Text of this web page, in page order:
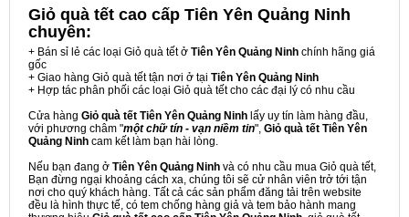
Giỏ quà tết cao cấp Tiên Yên Quảng Ninh
chuyên:
+ Bán sỉ lẻ các loại Giỏ quà tết ở Tiên Yên Quảng Ninh chính hãng giá
gốc
+ Giao hàng Giỏ quà tết tận nơi ở tại Tiên Yên Quảng Ninh
+ Hợp tác phân phối các loại Giỏ quà tết cho các đại lý có nhu cầu
Cửa hàng Giỏ quà tết Tiên Yên Quảng Ninh lấy uy tín làm hàng đầu,
với phương châm "một chữ tín - vạn niềm tin", Giỏ quà tết Tiên Yên
Quảng Ninh cam kết làm bạn hài lòng.
Nếu bạn đang ở Tiên Yên Quảng Ninh và có nhu cầu mua Giỏ quà tết,
Bạn đừng ngại khoảng cách xa, chúng tôi sẽ cử nhân viên trở tới tận
nơi cho quý khách hàng. Tất cả các sản phẩm đăng tải trên website
đều là hình thực tế, có tem chống hàng giả và tem bảo hành mang